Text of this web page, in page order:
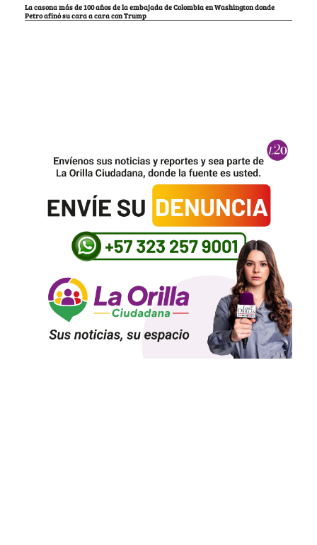
La casona más de 100 años de la embajada de Colombia en Washington donde
Petro afinó su cara a cara con Trump